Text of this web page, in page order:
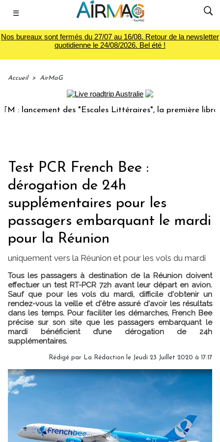
☰
Nos bureaux sont fermés du 27/07 au 16/08. Retour de la newsletter
quotidienne le 24/08/2026. Bel été !
Accueil > AirMaG
des "Escales Littéraires", la première librairie
Test PCR French Bee :
dérogation de 24h
supplémentaires pour les
passagers embarquant le mardi
pour la Réunion
uniquement vers la Réunion et pour les vols du mardi
Tous les passagers à destination de la Réunion doivent
effectuer un test RT-PCR 72h avant leur départ en avion.
Sauf que pour les vols du mardi, difficile d'obtenir un
rendez-vous la veille et d'être assuré d'avoir les résultats
dans les temps. Pour faciliter les démarches, French Bee
précise sur son site que les passagers embarquant le
mardi bénéficient d’une dérogation de 24h
supplémentaires.
Rédigé par La Rédaction le Jeudi 23 Juillet 2020 à 17:17